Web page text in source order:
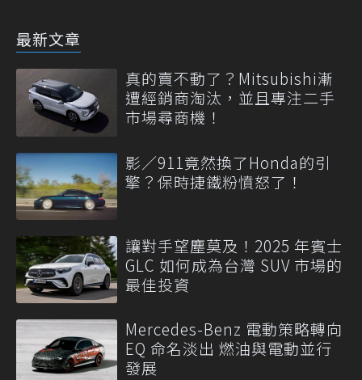
最新文章
真的賣不動了？Mitsubishi漸
遭經銷商淘汰，並且專注二手
市場尋商機！
影／911竟然換了Honda的引
擎？保時捷鐵粉憤怒了！
讓對手望塵莫及！2025 年賓士
GLC 如何成為台灣 SUV 市場的
最佳投資
Mercedes-Benz 電動策略轉向
EQ 命名淡出 燃油與電動並行
發展